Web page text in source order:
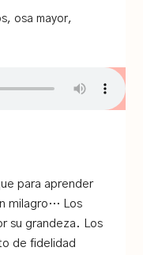
, osa mayor,
para aprender
milagro… Los
su grandeza. Los
de fidelidad